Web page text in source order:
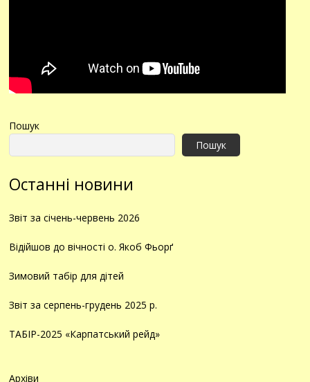
Пошук
Пошук
Останні новини
Звіт за січень-червень 2026
Відійшов до вічності о. Якоб Фьорґ
Зимовий табір для дітей
Звіт за серпень-грудень 2025 р.
ТАБІР-2025 «Карпатський рейд»
Архіви